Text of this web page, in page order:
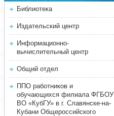
Библиотека
Издательский центр
Информационно-
вычислительный центр
Общий отдел
ППО работников и
обучающихся филиала ФГБОУ
ВО «КубГУ» в г. Славянске-на-
Кубани Общероссийского